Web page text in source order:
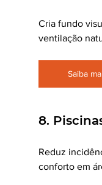
Cria fundo
ventilação
Saiba
8.
Reduz
conforto em